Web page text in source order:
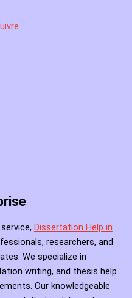
Dissertation Help in
researchers, and
We specialize in
writing, and thesis help
Our knowledgeable